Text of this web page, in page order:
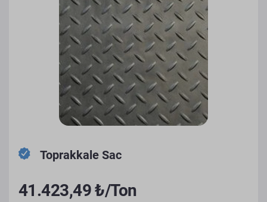
Toprakkale Sac
41.423,49 ₺/Ton